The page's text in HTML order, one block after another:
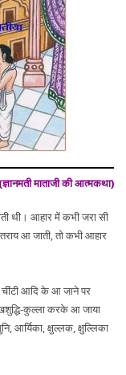
(ज्ञानमती माताजी की आत्मकथा)
थी। आहार में कभी जरा सी
आ जाती, तो कभी आहार
चींटी आदि के आ जाने पर
कुल्ला करके आ जाया
आर्यिका, क्षुल्लक, क्षुल्लिका